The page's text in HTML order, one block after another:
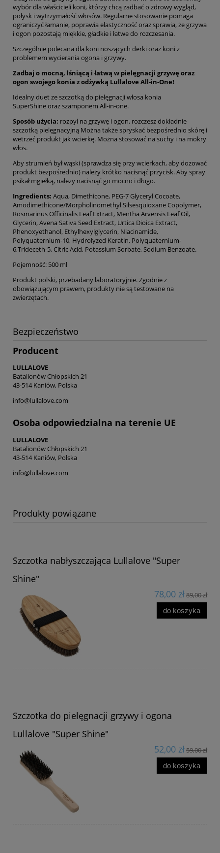
wybór dla właścicieli koni, którzy chcą zadbać o zdrowy wygląd,
połysk i wytrzymałość włosów. Regularne stosowanie pomaga
ograniczyć łamanie, poprawia elastyczność oraz sprawia, że grzywa
i ogon pozostają miękkie, gładkie i łatwe do rozczesania.
Szczególnie polecana dla koni noszących derki oraz koni z
problemem wycierania ogona i grzywy.
Zadbaj o mocną, lśniącą i łatwą w pielęgnacji grzywę oraz
ogon swojego konia z odżywką Lullalove All-in-One!
Idealny duet ze szczotką do pielęgnacji włosa konia
SuperShineoraz szamponem All-in-one.
Sposób użycia: rozpyl na grzywę i ogon, rozczesz dokładnie
szczotką pielęgnacyjną Można także spryskać bezpośrednio skórę i
wetrzeć produkt jak wcierkę. Można stosować na suchy i na mokry
włos.
Aby strumień był wąski (sprawdza się przy wcierkach, aby dozować
produkt bezpośrednio) należy krótko nacisnąć przycisk. Aby spray
psikał mgiełką, należy nacisnąć go mocno i długo.
Ingredients: Aqua, Dimethicone, PEG-7 Glyceryl Cocoate,
Amodimethicone/Morpholinomethyl Silsesquioxane Copolymer,
Rosmarinus Officinalis Leaf Extract, Mentha Arvensis Leaf Oil,
Glycerin, Avena Sativa Seed Extract, Urtica Dioica Extract,
Phenoxyethanol, Ethylhexylglycerin, Niacinamide,
Polyquaternium-10, Hydrolyzed Keratin, Polyquaternium-
6,Trideceth-5, Citric Acid, Potassium Sorbate, Sodium Benzoate.
Pojemność: 500 ml
Produkt polski, przebadany laboratoryjnie. Zgodnie z
obowiązującym prawem, produkty nie są testowane na
zwierzętach.
Bezpieczeństwo
Producent
LULLALOVE
Batalionów Chłopskich 21
43-514 Kaniów, Polska
info@lullalove.com
Osoba odpowiedzialna na terenie UE
LULLALOVE
Batalionów Chłopskich 21
43-514 Kaniów, Polska
info@lullalove.com
Produkty powiązane
Szczotka nabłyszczająca Lullalove "Super
Shine"
78,00 zł89,00 zł
do koszyka
Szczotka do pielęgnacji grzywy i ogona
Lullalove "Super Shine"
52,00 zł59,00 zł
do koszyka